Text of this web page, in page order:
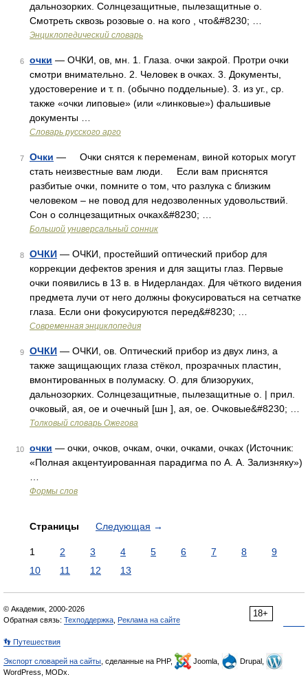
дальнозорких. Солнцезащитные, пылезащитные о.
Смотреть сквозь розовые о. на кого , что&#8230; …
Энциклопедический словарь
6 очки — ОЧКИ, ов, мн. 1. Глаза. очки закрой. Протри очки
смотри внимательно. 2. Человек в очках. 3. Документы,
удостоверение и т. п. (обычно поддельные). 3. из уг., ср.
также «очки липовые» (или «линковые») фальшивые
документы …
Словарь русского арго
7 Очки — Очки снятся к переменам, виной которых могут
стать неизвестные вам люди. Если вам приснятся
разбитые очки, помните о том, что разлука с близким
человеком – не повод для недозволенных удовольствий.
Сон о солнцезащитных очках&#8230; …
Большой универсальный сонник
8 ОЧКИ — ОЧКИ, простейший оптический прибор для
коррекции дефектов зрения и для защиты глаз. Первые
очки появились в 13 в. в Нидерландах. Для чёткого видения
предмета лучи от него должны фокусироваться на сетчатке
глаза. Если они фокусируются перед&#8230; …
Современная энциклопедия
9 ОЧКИ — ОЧКИ, ов. Оптический прибор из двух линз, а
также защищающих глаза стёкол, прозрачных пластин,
вмонтированных в полумаску. О. для близоруких,
дальнозорких. Солнцезащитные, пылезащитные о. | прил.
очковый, ая, ое и очечный [шн ], ая, ое. Очковые&#8230; …
Толковый словарь Ожегова
10 очки — очки, очков, очкам, очки, очками, очках (Источник:
«Полная акцентуированная парадигма по А. А. Зализняку»)
Формы слов
Страницы Следующая →
1 2 3 4 5 6 7 8
9
10
11 12 13
18+
© Академик, 2000-2026
Обратная связь: Техподдержка Реклама на сайте
👣 Путешествия
Экспорт словарей на сайты , сделанные на PHP, Joomla,
Drupal,
WordPress, MODx.